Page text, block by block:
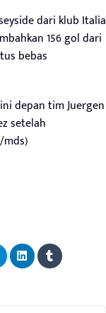
dari klub Italia
156 gol dari
bebas
depan tim Juergen
setelah
mds)